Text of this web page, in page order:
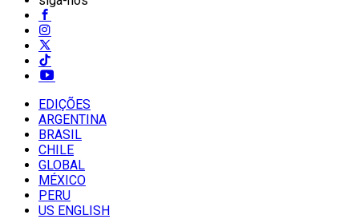
EDIÇÕES
ARGENTINA
BRASIL
CHILE
GLOBAL
MÉXICO
PERU
US ENGLISH